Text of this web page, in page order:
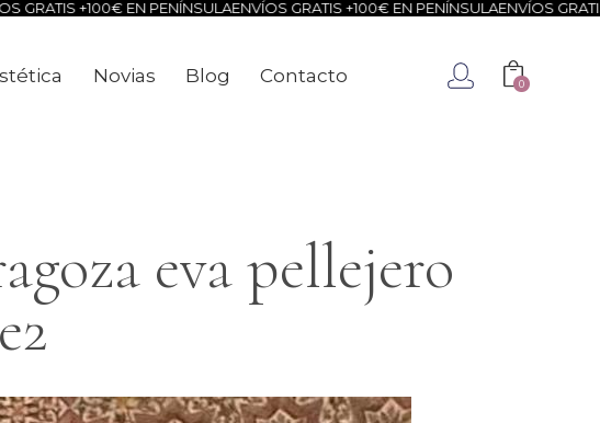
GRATIS +100€ EN PENÍNSULAENVÍOS GRATIS +100€ EN PENÍNSULAENVÍOS GRATIS
Novias Blog Contacto 0
eva pellejero